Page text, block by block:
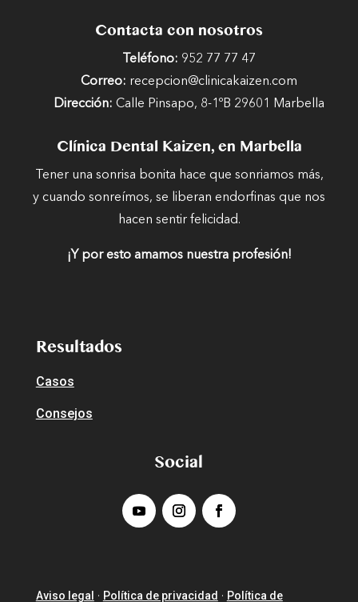
Contacta con nosotros
Teléfono: 952 77 77 47
Correo: recepcion@clinicakaizen.com
Dirección: Calle Pinsapo, 8-1ºB 29601 Marbella
Clínica Dental Kaizen, en Marbella
Tener una sonrisa bonita hace que sonriamos más,
y cuando sonreímos, se liberan endorfinas que nos
hacen sentir felicidad.
¡Y por esto amamos nuestra profesión!
Resultados
Casos
Consejos
Social
Aviso legal · Política de privacidad · Política de